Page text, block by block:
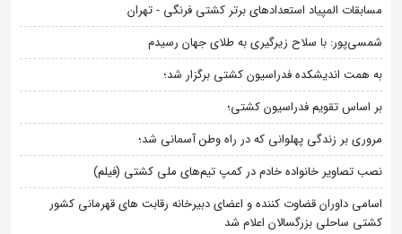
مسابقات المپیاد استعدادهای برتر کشتی فرنگی - تهران
شمسی‌پور: با سلاح زیرگیری به طلای جهان رسیدم
به همت اندیشکده فدراسیون کشتی برگزار شد؛
بر اساس تقویم فدراسیون کشتی؛
مروری بر زندگی پهلوانی که در راه وطن آسمانی شد؛
نصب تصاویر خانواده خادم در کمپ تیم‌های ملی کشتی (فیلم)
اسامی داوران قضاوت کننده و اعضای دبیرخانه رقابت های قهرمانی کشور
کشتی ساحلی بزرگسالان اعلام شد